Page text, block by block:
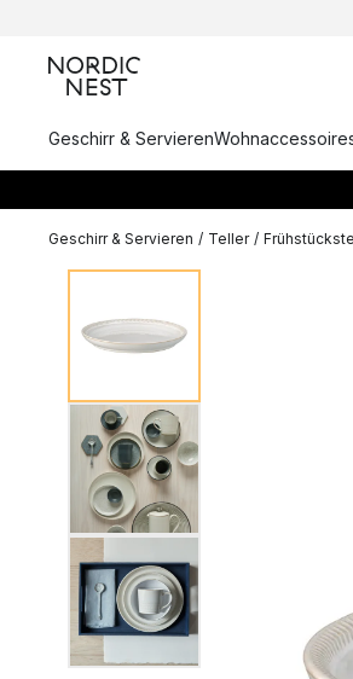
Geschirr & Servieren
Geschirr & Servieren / Teller /